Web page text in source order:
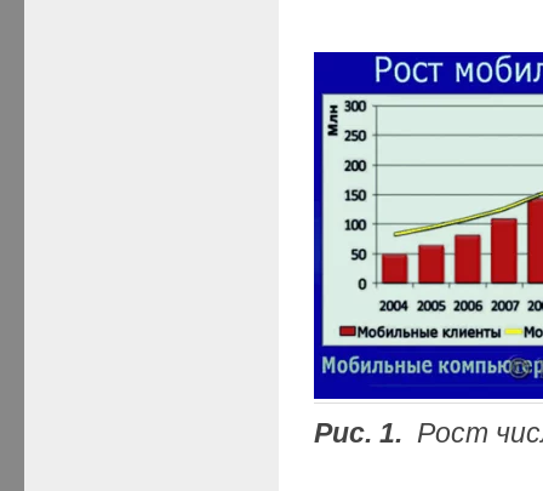
Рис. 1. Рост